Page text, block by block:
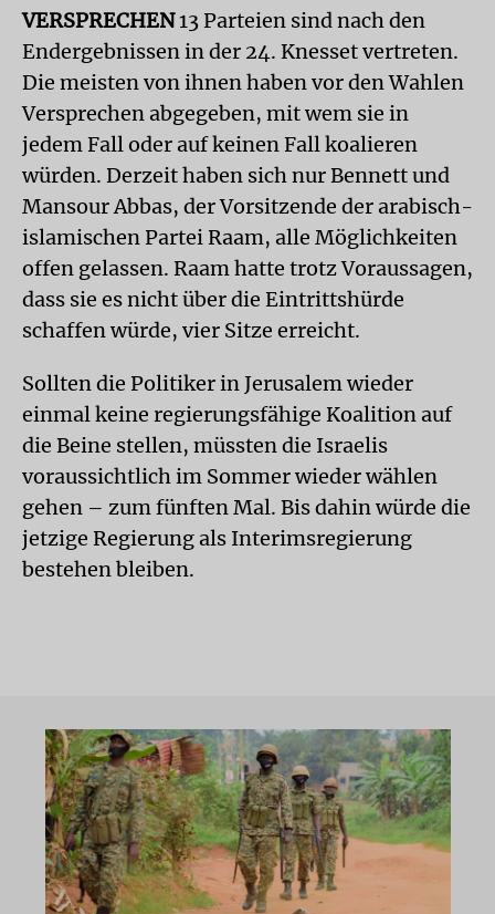
VERSPRECHEN13 Parteien sind nach den
Endergebnissen in der 24. Knesset vertreten.
Die meisten von ihnen haben vor den Wahlen
Versprechen abgegeben, mit wem sie in
jedem Fall oder auf keinen Fall koalieren
würden. Derzeit haben sich nur Bennett und
Mansour Abbas, der Vorsitzende der arabisch-
islamischen Partei Raam, alle Möglichkeiten
offen gelassen. Raam hatte trotz Voraussagen,
dass sie es nicht über die Eintrittshürde
schaffen würde, vier Sitze erreicht.
Sollten die Politiker in Jerusalem wieder
einmal keine regierungsfähige Koalition auf
die Beine stellen, müssten die Israelis
voraussichtlich im Sommer wieder wählen
gehen – zum fünften Mal. Bis dahin würde die
jetzige Regierung als Interimsregierung
bestehen bleiben.